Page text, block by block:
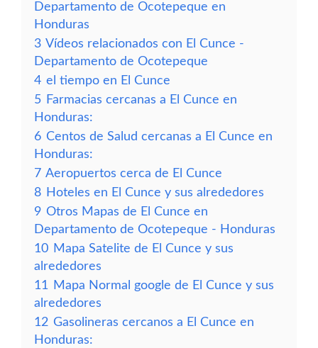
Departamento de Ocotepeque en
Honduras
3 Vídeos relacionados con El Cunce -
Departamento de Ocotepeque
4 el tiempo en El Cunce
5 Farmacias cercanas a El Cunce en
Honduras:
6 Centos de Salud cercanas a El Cunce en
Honduras:
7 Aeropuertos cerca de El Cunce
8 Hoteles en El Cunce y sus alrededores
9 Otros Mapas de El Cunce en
Departamento de Ocotepeque - Honduras
10 Mapa Satelite de El Cunce y sus
alrededores
11
Mapa Normal google de El Cunce y sus
alrededores
12 Gasolineras cercanos a El Cunce en
Honduras: